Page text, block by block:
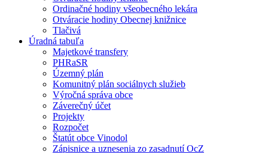
Ordinačné hodiny všeobecného lekára
Otváracie hodiny Obecnej knižnice
Tlačivá
Úradná tabuľa
Majetkové transfery
PHRaSR
Územný plán
Komunitný plán sociálnych služieb
Výročná správa obce
Záverečný účet
Projekty
Rozpočet
Štatút obce Vinodol
Zápisnice a uznesenia zo zasadnutí OcZ